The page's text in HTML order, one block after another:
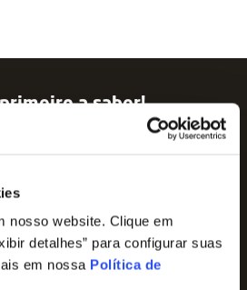
nosso website. Clique em
detalhes” para configurar suas
em nossa Política de
a saber!
para ficar por dentro
e aproveite promoções